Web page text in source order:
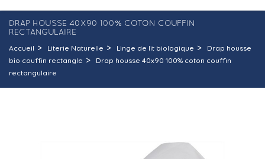
DRAP HOUSSE 40X90 100% COTON COUFFIN
RECTANGULAIRE
Accueil Literie Naturelle Linge de lit biologique
Drap housse
bio couffin rectangle
Drap housse 40x90 100% coton couffin
rectangulaire